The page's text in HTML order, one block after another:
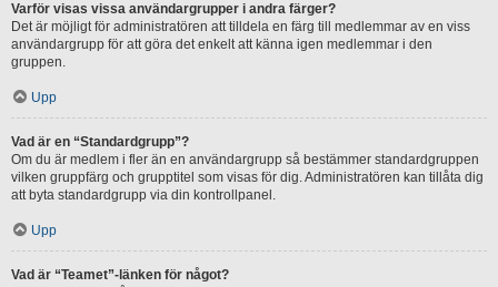
Varför visas vissa användargrupper i andra färger?
Det är möjligt för administratören att tilldela en färg till medlemmar av en viss
användargrupp för att göra det enkelt att känna igen medlemmar i den
gruppen.
Upp
Vad är en “Standardgrupp”?
Om du är medlem i fler än en användargrupp så bestämmer standardgruppen
vilken gruppfärg och grupptitel som visas för dig. Administratören kan tillåta dig
att byta standardgrupp via din kontrollpanel.
Upp
Vad är “Teamet”-länken för något?